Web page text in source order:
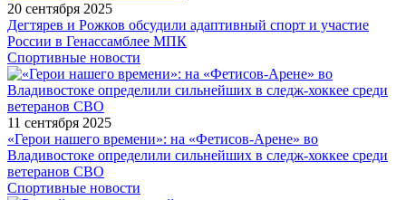
20 сентября 2025
Дегтярев и Рожков обсудили адаптивный спорт и участие
России в Генассамблее МПК
Спортивные новости
11 сентября 2025
«Герои нашего времени»: на «Фетисов-Арене» во
Владивостоке определили сильнейших в следж-хоккее среди
ветеранов СВО
Спортивные новости